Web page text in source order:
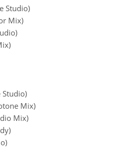
Studio)
Mix)
Studio)
Mix)
Mix)